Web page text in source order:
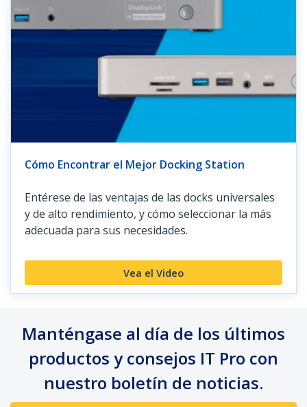
Cómo Encontrar el Mejor Docking Station
Entérese de las ventajas de las docks universales
y de alto rendimiento, y cómo seleccionar la más
adecuada para sus necesidades.
Vea el Video
Manténgase al día de los últimos
productos y consejos IT Pro con
nuestro boletín de noticias.